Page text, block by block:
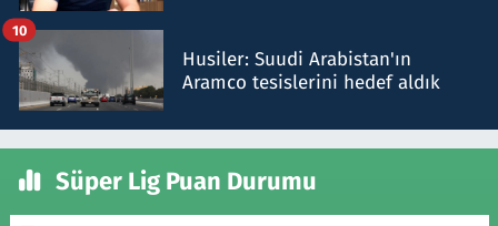
Husiler: Suudi Arabistan'ın
Aramco tesislerini hedef aldık
10
Süper Lig Puan Durumu